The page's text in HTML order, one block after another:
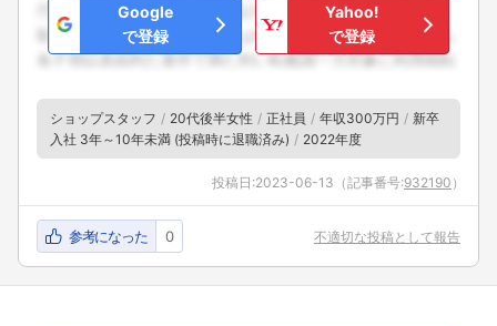
Google
で登録
Yahoo!
で登録
ショップスタッフ 20代後半女性 正社員 年収300万円
新卒
入社 3年～10年未満 (投稿時に退職済み)
2022年度
投稿日:2023-06-13 （記事番号:932190 ）
参考になった 0 不適切な投稿として報告